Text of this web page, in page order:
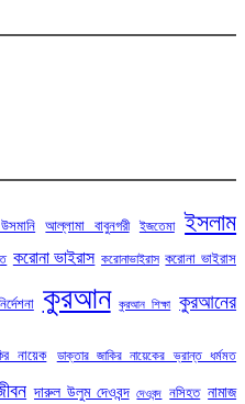
আল্লামা বাবুনগরী ইজতেমা ইসলাম
করোনা ভাইরাস করোনাভাইরাস করোনা ভাইরাস
কুরআন কুরআন শিক্ষা কুরআনের
নায়েক ডাক্তার জাকির নায়েকের ভ্রান্ত ধর্মমত
দারুল উলুম দেওবন্দ দেওবন্দ নসিহত নামাজ